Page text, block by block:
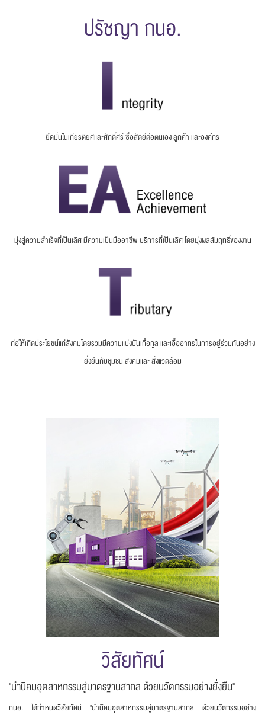
ปรัชญา กนอ.
ยึดมั่นในเกียรติยศและศักดิ์ศรี ซื่อสัตย์ต่อตนเอง ลูกค้า และองค์กร
มุ่งสู่ความสำเร็จที่เป็นเลิศ มีความเป็นมืออาชีพ บริการที่เป็นเลิศ โดยมุ่งผลสัมฤทธิ์ของงาน
ก่อให้เกิดประโยชน์แก่สังคมโดยรวมมีความแบ่งปันเกื้อกูล และเอื้ออาทรในการอยู่ร่วมกันอย่าง
ยั่งยืนกับชุมชน สังคมและ สิ่งแวดล้อม
วิสัยทัศน์
"นำนิคมอุตสาหกรรมสู่มาตรฐานสากล ด้วยนวัตกรรมอย่างยั่งยืน"
กนอ. ได้กำหนดวิสัยทัศน์ "นำนิคมอุตสาหกรรมสู่มาตรฐานสากล ด้วยนวัตกรรมอย่าง
แบบฟอร์มการติดต่อ
นามสกุล*
ส่งข้อความ
ล้างข้อมูล